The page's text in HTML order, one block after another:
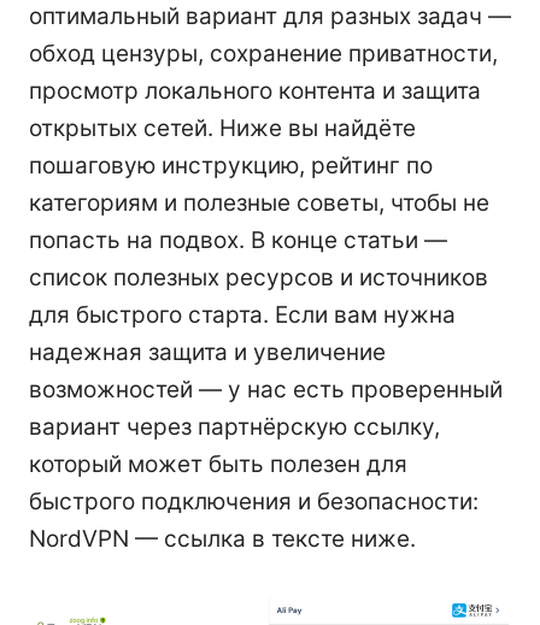
оптимальный вариант для разных задач —
обход цензуры, сохранение приватности,
просмотр локального контента и защита
открытых сетей. Ниже вы найдёте
пошаговую инструкцию, рейтинг по
категориям и полезные советы, чтобы не
попасть на подвох. В конце статьи —
список полезных ресурсов и источников
для быстрого старта. Если вам нужна
надежная защита и увеличение
возможностей — у нас есть проверенный
вариант через партнёрскую ссылку,
который может быть полезен для
быстрого подключения и безопасности:
NordVPN — ссылка в тексте ниже.